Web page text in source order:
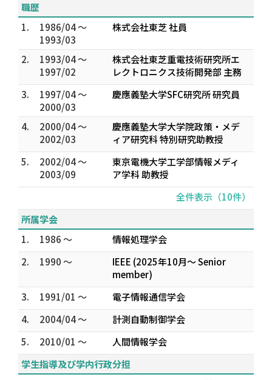
職歴
1.
1986/04 ～
1993/03
株式会社東芝 社員
2.
1993/04 ～
1997/02
株式会社東芝重電技術研究所エ
レクトロニクス技術開発部 主務
3.
1997/04 ～
2000/03
慶應義塾大学SFC研究所 研究員
4.
2000/04 ～
2002/03
慶應義塾大学大学院政策・メデ
ィア研究科 特別研究助教授
5.
2002/04 ～
2003/09
東京電機大学工学部情報メディ
ア学科 助教授
全件表示（10件）
所属学会
1.
1986 ～
情報処理学会
2.
1990 ～
IEEE (2025年10月～ Senior
member)
3.
1991/01 ～
電子情報通信学会
4.
2004/04 ～
計測自動制御学会
5.
2010/01 ～
人間情報学会
学生指導及び学内行政分担